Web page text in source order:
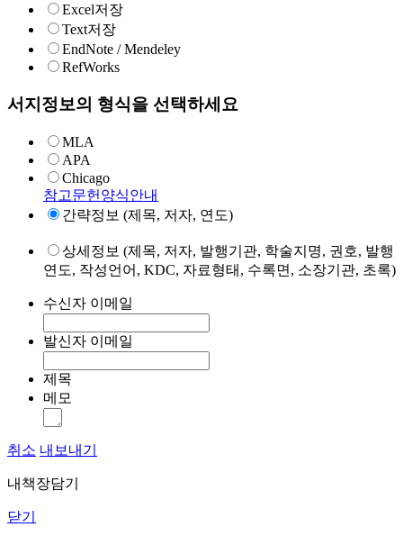
Excel저장
Text저장
EndNote / Mendeley
RefWorks
서지정보의 형식을 선택하세요
MLA
APA
Chicago
참고문헌양식안내
간략정보 (제목, 저자, 연도)
상세정보 (제목, 저자, 발행기관, 학술지명, 권호, 발행
연도, 작성언어, KDC, 자료형태, 수록면, 소장기관, 초록)
수신자 이메일
발신자 이메일
제목
메모
취소 내보내기
내책장담기
닫기